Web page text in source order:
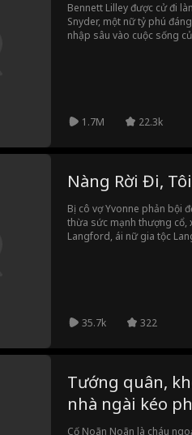
Bennett Lilley được cử đi
Snyder, một nữ tỷ phú
nhập sâu vào cuộc sống
1.7M 22.3k
Nàng Rời Đi,
Bị cô vợ Yvonne phản bội
thừa sức mạnh thượng cổ,
Langford, ái nữ gia tộc
35.7k 322
Tướng quân,
nhà ngài kéo
Cố Noãn Noãn là cháu